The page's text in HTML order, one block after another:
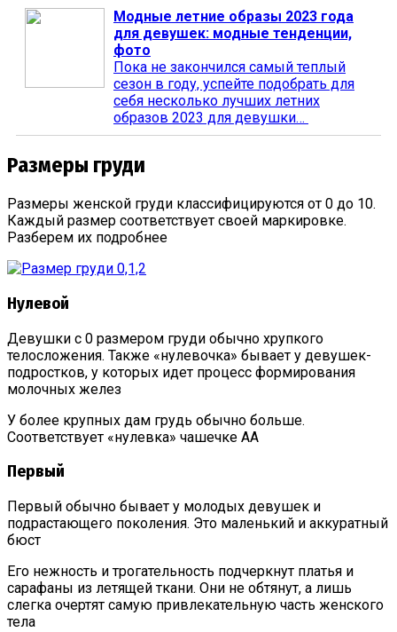
Модные летние образы 2023 года
для девушек: модные тенденции,
фото
Пока не закончился самый теплый
сезон в году, успейте подобрать для
себя несколько лучших летних
образов 2023 для девушки…
Размеры груди
Размеры женской груди классифицируются от 0 до 10.
Каждый размер соответствует своей маркировке.
Разберем их подробнее
Нулевой
Девушки с 0 размером груди обычно хрупкого
телосложения. Также «нулевочка» бывает у девушек-
подростков, у которых идет процесс формирования
молочных желез
У более крупных дам грудь обычно больше.
Соответствует «нулевка» чашечке АА
Первый
Первый обычно бывает у молодых девушек и
подрастающего поколения. Это маленький и аккуратный
бюст
Его нежность и трогательность подчеркнут платья и
сарафаны из летящей ткани. Они не обтянут, а лишь
слегка очертят самую привлекательную часть женского
тела